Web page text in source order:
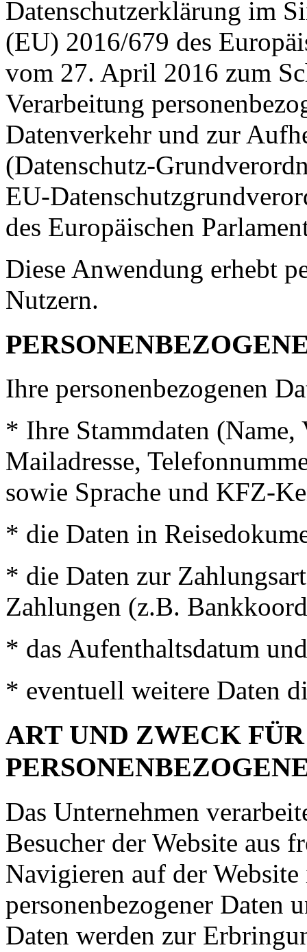
Datenschutzerklärung im
(EU) 2016/679 des
vom 27. April 2016 zum
Verarbeitung
Datenverkehr und zur
(Datenschutz-
EU-
des Europäischen
Diese Anwendung erhebt
Nutzern.
Ihre personenbezogenen
* Ihre Stammdaten (Name,
Mailadresse,
sowie Sprache und KFZ-
* die Daten in
* die Daten zur
Zahlungen (z.B.
* das Aufenthaltsdatum
* eventuell weitere Daten
ART UND ZWECK FÜR
Das Unternehmen
Besucher der Website aus
Navigieren auf der
personenbezogener
Daten werden zur